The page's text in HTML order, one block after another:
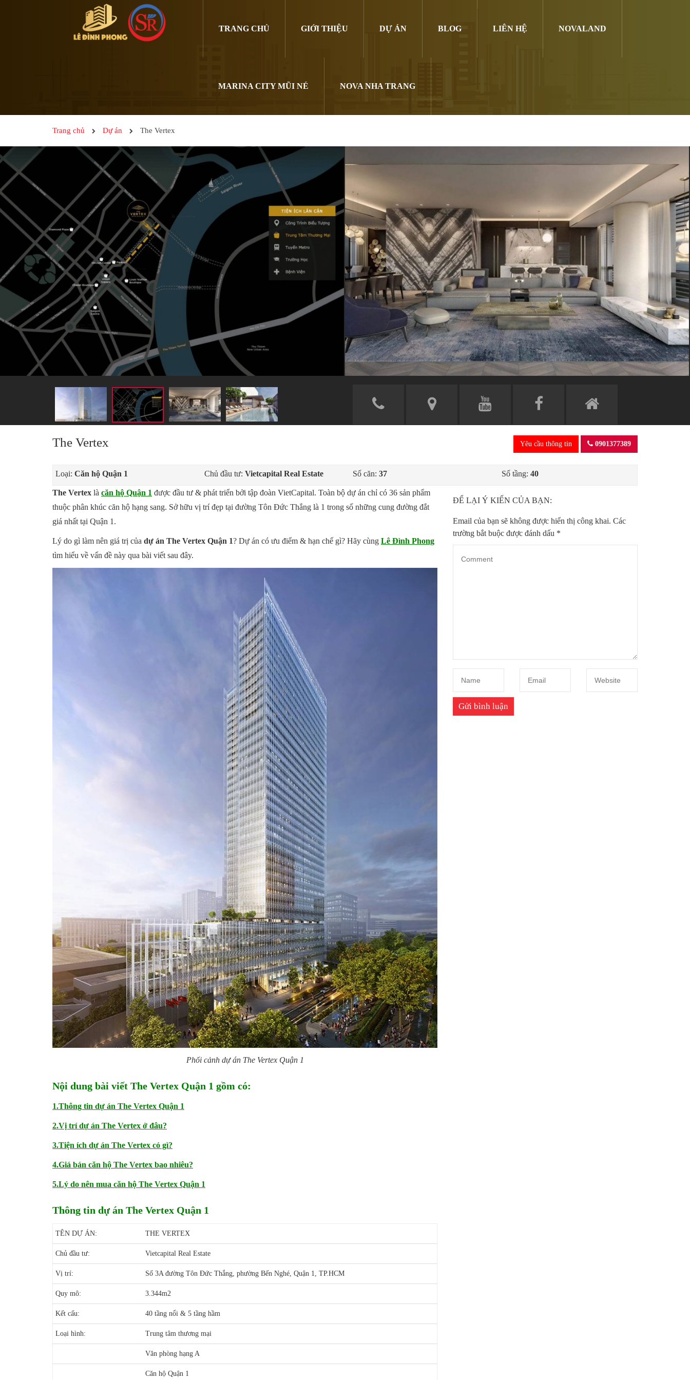
TRANG CHỦ GIỚI THIỆU DỰ ÁN BLOG LIÊN HỆ NOVALAND
MARINA CITY MŨI NÉ NOVA NHA TRANG
Trang chủ Dự án The Vertex
The Vertex Yêu cầu thông tin 0901377389
Loại: Căn hộ Quận 1 Chủ đầu tư: Vietcapital Real Estate Số căn: 37 Số tầng: 40
The Vertex là căn hộ Quận 1 được đầu tư & phát triển bởi tập đoàn VietCapital. Toàn bộ dự án chỉ có 36 sản phẩm
thuộc phân khúc căn hộ hạng sang. Sở hữu vị trí đẹp tại đường Tôn Đức Thắng là 1 trong số những cung đường đắt
giá nhất tại Quận 1.
Lý do gì làm nên giá trị của dự án The Vertex Quận 1? Dự án có ưu điểm & hạn chế gì? Hãy cùng Lê Đình Phong
tìm hiểu về vấn đề này qua bài viết sau đây.
Phối cảnh dự án The Vertex Quận 1
Nội dung bài viết The Vertex Quận 1 gồm có:
1.Thông tin dự án The Vertex Quận 1
2.Vị trí dự án The Vertex ở đâu?
3.Tiện ích dự án The Vertex có gì?
4.Giá bán căn hộ The Vertex bao nhiêu?
5.Lý do nên mua căn hộ The Vertex Quận 1
Thông tin dự án The Vertex Quận 1
TÊN DỰ ÁN: THE VERTEX
Chủ đầu tư: Vietcapital Real Estate
Vị trí: Số 3A đường Tôn Đức Thắng, phường Bến Nghé, Quận 1, TP.HCM
Quy mô: 3.344m2
Kết cấu: 40 tầng nổi & 5 tầng hầm
Loại hình: Trung tâm thương mại
Văn phòng hạng A
Căn hộ Quận 1
ĐỂ LẠI Ý KIẾN CỦA BẠN:
Email của bạn sẽ không được hiển thị công khai. Các
trường bắt buộc được đánh dấu *